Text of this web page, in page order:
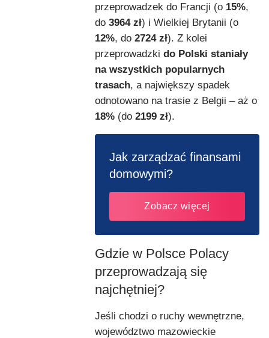
przeprowadzek do Francji (o 15%,
do 3964 zł) i Wielkiej Brytanii (o
12%, do 2724 zł). Z kolei
przeprowadzki do Polski staniały
na wszystkich popularnych
trasach, a największy spadek
odnotowano na trasie z Belgii – aż o
18% (do 2199 zł).
Jak zarządzać finansami
domowymi?
Zobacz więcej
Gdzie w Polsce Polacy
przeprowadzają się
najchętniej?
Jeśli chodzi o ruchy wewnętrzne,
województwo mazowieckie